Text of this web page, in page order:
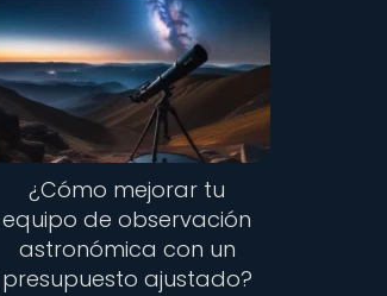
¿Cómo mejorar tu
equipo de observación
astronómica con un
presupuesto ajustado?